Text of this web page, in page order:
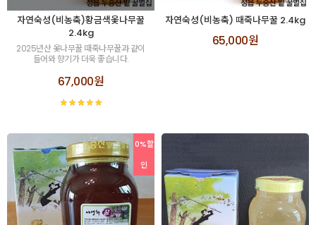
자연숙성(비농축)황금색옻나무꿀
2.4kg
2025년산 옻나무꿀 때죽나무꿀과 같이
들어와 향기가 더욱 좋습니다.
67,000원
자연숙성(비농축) 때죽나무꿀 2.4kg
65,000원
0%할
인